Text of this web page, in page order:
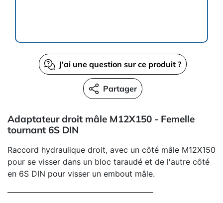
J'ai une question sur ce produit ?
Partager
Adaptateur droit mâle M12X150 - Femelle
tournant 6S DIN
Raccord hydraulique droit, avec un côté mâle M12X150
pour se visser dans un bloc taraudé et de l'autre côté
en 6S DIN pour visser un embout mâle.